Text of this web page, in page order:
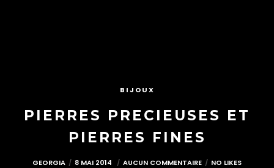
BIJOUX
PIERRES PRECIEUSES ET
PIERRES FINES
GEORGIA 8 MAI 2014 AUCUN COMMENTAIRE NO LIKES